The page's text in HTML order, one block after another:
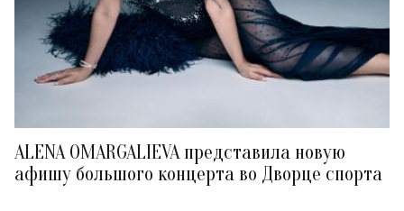
ALENA OMARGALIEVA представила новую
афишу большого концерта во Дворце спорта